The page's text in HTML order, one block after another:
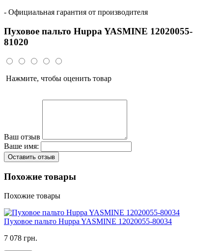
- Официальная гарантия от производителя
Пуховое пальто Huppa YASMINE 12020055-
81020
Нажмите, чтобы оценить товар
Ваш отзыв
Ваше имя:
Оставить отзыв
Похожие товары
Похожие товары
Пуховое пальто Huppa YASMINE 12020055-80034
7 078 грн.